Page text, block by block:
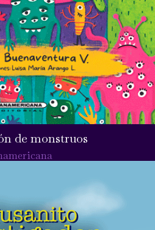
de monstruos